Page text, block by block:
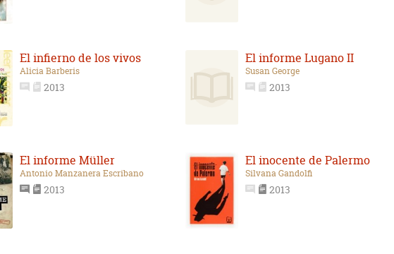
El infierno de los vivos
Alicia Barberis
2013
El informe Lugano II
Susan George
2013
El informe Müller
Antonio Manzanera Escribano
2013
El inocente de Palermo
Silvana Gandolfi
2013